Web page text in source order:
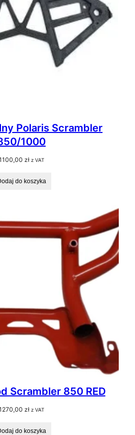
Polaris Scrambler
1000
zł z VAT
do koszyka
Scrambler 850 RED
zł z VAT
do koszyka